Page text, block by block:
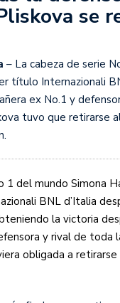
se
– La cabeza de serie
título Internazionali
ex No.1 y
tuvo que retirarse
1 del mundo Simona
BNL d’Italia
la victoria
y rival de toda
obligada a